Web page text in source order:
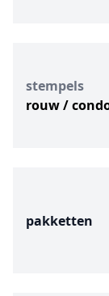
stempels
rouw /
pakketten